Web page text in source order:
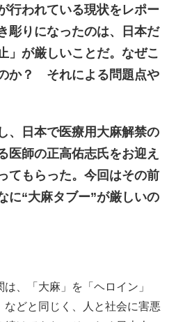
行われている現状をレポー
彫りになったのは、日本だ
」が厳しいことだ。なぜこ
か？ それによる問題点や
、日本で医療用大麻解禁の
医師の正高佑志氏をお迎え
てもらった。今回はその前
に“大麻タブー”が厳しいの
、「大麻」を「ヘロイン」
などと同じく、人と社会に害悪